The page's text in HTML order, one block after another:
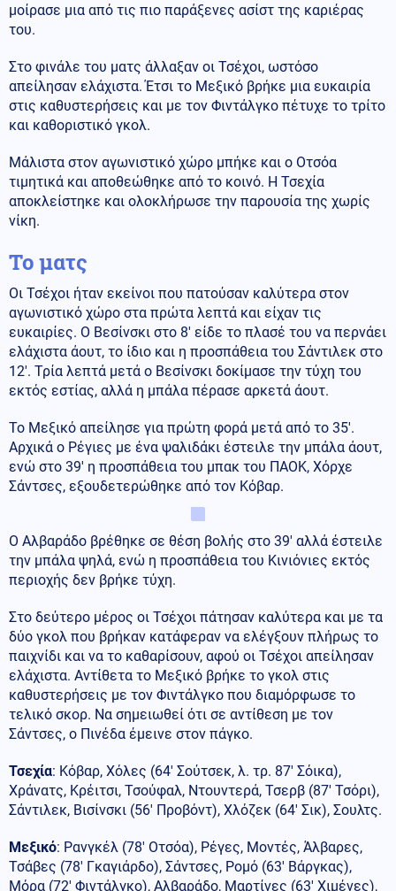
μοίρασε μια από τις πιο παράξενες ασίστ της καριέρας
του.
Στο φινάλε του ματς άλλαξαν οι Τσέχοι, ωστόσο
απείλησαν ελάχιστα. Έτσι το Μεξικό βρήκε μια ευκαιρία
στις καθυστερήσεις και με τον Φιντάλγκο πέτυχε το τρίτο
και καθοριστικό γκολ.
Μάλιστα στον αγωνιστικό χώρο μπήκε και ο Οτσόα
τιμητικά και αποθεώθηκε από το κοινό. Η Τσεχία
αποκλείστηκε και ολοκλήρωσε την παρουσία της χωρίς
νίκη.
Το ματς
Οι Τσέχοι ήταν εκείνοι που πατούσαν καλύτερα στον
αγωνιστικό χώρο στα πρώτα λεπτά και είχαν τις
ευκαιρίες. Ο Βεσίνσκι στο 8′ είδε το πλασέ του να περνάει
ελάχιστα άουτ, το ίδιο και η προσπάθεια του Σάντιλεκ στο
12′. Τρία λεπτά μετά ο Βεσίνσκι δοκίμασε την τύχη του
εκτός εστίας, αλλά η μπάλα πέρασε αρκετά άουτ.
Το Μεξικό απείλησε για πρώτη φορά μετά από το 35′.
Αρχικά ο Ρέγιες με ένα ψαλιδάκι έστειλε την μπάλα άουτ,
ενώ στο 39′ η προσπάθεια του μπακ του ΠΑΟΚ, Χόρχε
Σάντσες, εξουδετερώθηκε από τον Κόβαρ.
Ο Αλβαράδο βρέθηκε σε θέση βολής στο 39′ αλλά έστειλε
την μπάλα ψηλά, ενώ η προσπάθεια του Κινιόνιες εκτός
περιοχής δεν βρήκε τύχη.
Στο δεύτερο μέρος οι Τσέχοι πάτησαν καλύτερα και με τα
δύο γκολ που βρήκαν κατάφεραν να ελέγξουν πλήρως το
παιχνίδι και να το καθαρίσουν, αφού οι Τσέχοι απείλησαν
ελάχιστα. Αντίθετα το Μεξικό βρήκε το γκολ στις
καθυστερήσεις με τον Φιντάλγκο που διαμόρφωσε το
τελικό σκορ. Να σημειωθεί ότι σε αντίθεση με τον
Σάντσες, ο Πινέδα έμεινε στον πάγκο.
Τσεχία: Κόβαρ, Χόλες (64′ Σούτσεκ, λ. τρ. 87′ Σόικα),
Χράνατς, Κρέιτσι, Τσούφαλ, Ντουντερά, Τσερβ (87′ Τσόρι),
Σάντιλεκ, Βισίνσκι (56′ Προβόντ), Χλόζεκ (64′ Σικ), Σουλτς.
Μεξικό: Ρανγκέλ (78′ Οτσόα), Ρέγες, Μοντές, Άλβαρες,
Τσάβες (78′ Γκαγιάρδο), Σάντσες, Ρομό (63′ Βάργκας),
Μόρα (72′ Φιντάλγκο), Αλβαράδο, Μαρτίνες (63′ Χιμένες),